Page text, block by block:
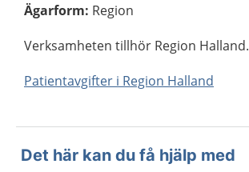
Ägarform: Region
Verksamheten tillhör Region Halland.
Patientavgifter i Region Halland
Det här kan du få hjälp med